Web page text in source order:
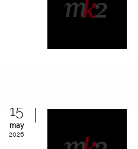
15
may
2026